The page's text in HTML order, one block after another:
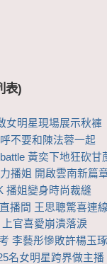
表)
女明星現場展示秋褲
不要和陳法蓉一起
黃奕下地狂砍甘
播姐 開啟雲南新篇
播姐變身時尚裁縫
播間 王思聰驚喜連線
官喜愛崩潰落淚
李藝彤慘敗許楊玉琢
名女明星跨界做主播